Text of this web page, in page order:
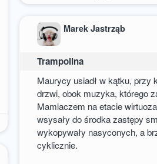
Marek Jastrząb
Trampolina
Maurycy usiadł w kątku, przy
drzwi, obok muzyka, którego
Mamlaczem na etacie
wsysały do środka zastępy
wykopywały nasyconych, a
cyklicznie.